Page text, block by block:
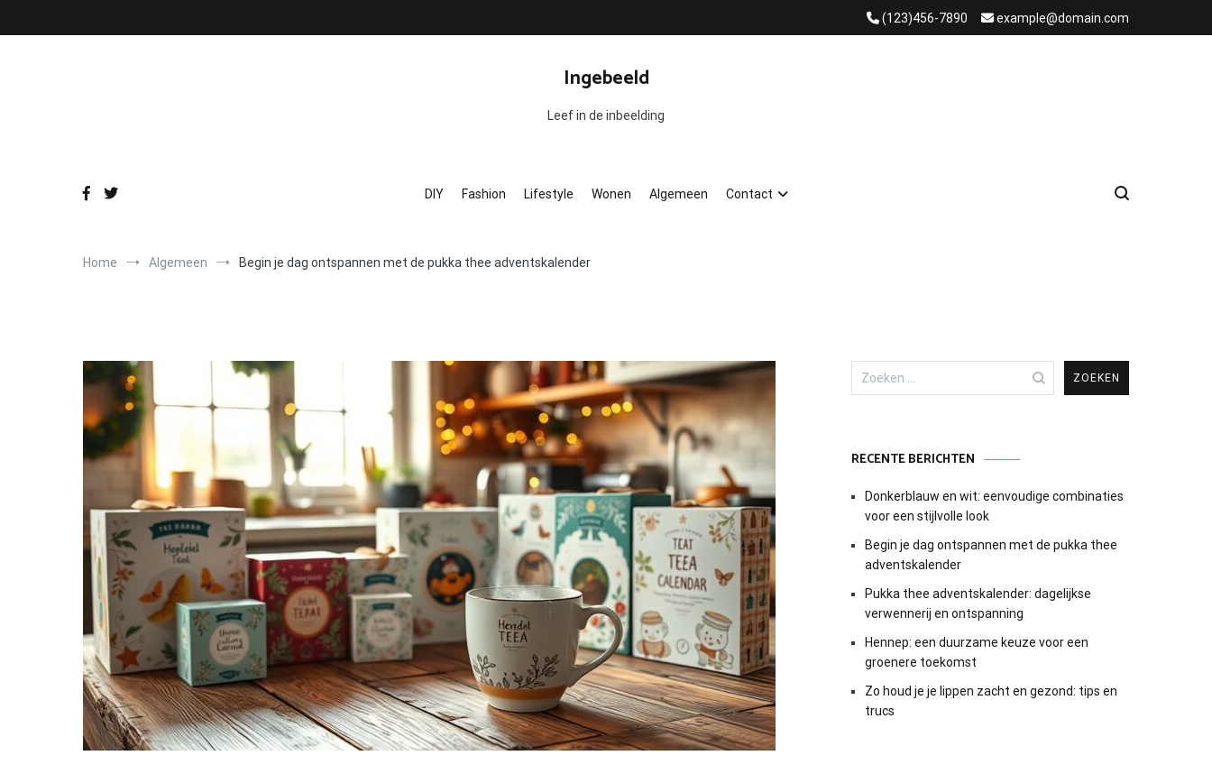
(123)456-7890 example@domain.com
Ingebeeld
Leef in de inbeelding
DIY Fashion Lifestyle Wonen Algemeen Contact
Home Algemeen Begin je dag ontspannen met de pukka thee adventskalender
Zoeken
naar:
RECENTE BERICHTEN
Donkerblauw en wit: eenvoudige combinaties
voor een stijlvolle look
Begin je dag ontspannen met de pukka thee
adventskalender
Pukka thee adventskalender: dagelijkse
verwennerij en ontspanning
Hennep: een duurzame keuze voor een
groenere toekomst
Zo houd je je lippen zacht en gezond: tips en
trucs